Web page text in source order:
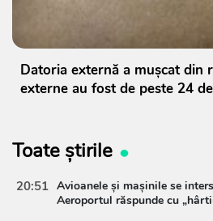
Datoria externă a mușcat din
externe au fost de peste 24
Toate știrile
20:51 Avioanele și mașinile se
Aeroportul răspunde cu